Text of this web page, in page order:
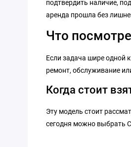
подтвердить наличие,
аренда прошла без
Что
Если задача шире одной
ремонт, обслуживание
Когда стоит
Эту модель стоит
сегодня можно выбрать